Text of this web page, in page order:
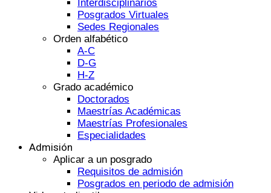
Interdisciplinarios
Posgrados Virtuales
Sedes Regionales
Orden alfabético
A-C
D-G
H-Z
Grado académico
Doctorados
Maestrías Académicas
Maestrías Profesionales
Especialidades
Admisión
Aplicar a un posgrado
Requisitos de admisión
Posgrados en periodo de admisión